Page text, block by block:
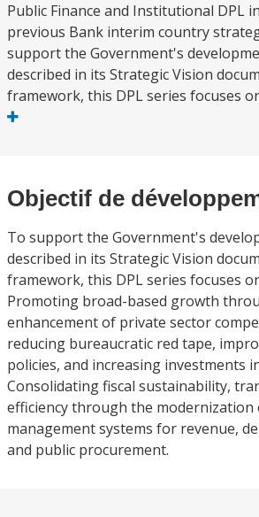
Public Finance and Institutional DPL
previous Bank interim country
support the Government's
described in its Strategic Vision
framework, this DPL series focuses
Objectif de
To support the Government's
described in its Strategic Vision
framework, this DPL series focuses
Promoting broad-based growth
enhancement of private sector
reducing bureaucratic red tape,
policies, and increasing investments
Consolidating fiscal sustainability,
efficiency through the modernization
management systems for revenue,
and public procurement.